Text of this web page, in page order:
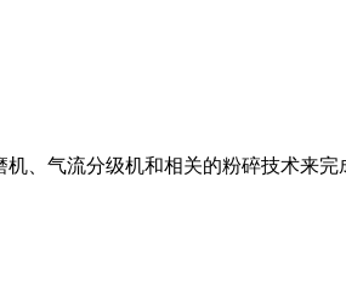
、气流分级机和相关的粉碎技术来